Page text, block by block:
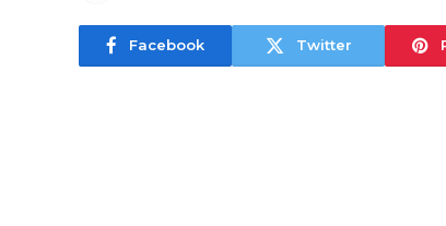
Facebook Twitter